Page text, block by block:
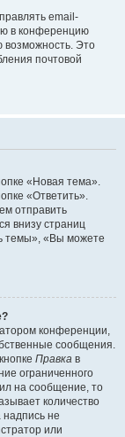
email-
в конференцию
возможность. Это
почтовой
«Новая тема».
«Ответить».
отправить
внизу страниц
темы», «Вы можете
конференции,
сообщения.
Правка в
ограниченного
на сообщение, то
количество
надпись не
или